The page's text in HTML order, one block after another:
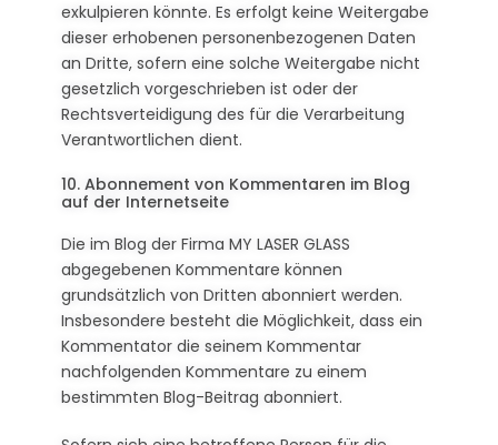
exkulpieren könnte. Es erfolgt keine Weitergabe
dieser erhobenen personenbezogenen Daten
an Dritte, sofern eine solche Weitergabe nicht
gesetzlich vorgeschrieben ist oder der
Rechtsverteidigung des für die Verarbeitung
Verantwortlichen dient.
10. Abonnement von Kommentaren im Blog
auf der Internetseite
Die im Blog der Firma MY LASER GLASS
abgegebenen Kommentare können
grundsätzlich von Dritten abonniert werden.
Insbesondere besteht die Möglichkeit, dass ein
Kommentator die seinem Kommentar
nachfolgenden Kommentare zu einem
bestimmten Blog-Beitrag abonniert.